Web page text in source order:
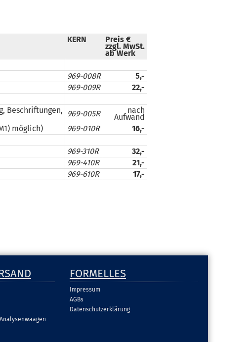
KERN Preis €
zzgl. MwSt.
ab Werk
969-008R
5,-
969-009R
22,-
Beschriftungen, 969-005R nach
Aufwand
möglich)
969-010R
16,-
969-310R
32,-
969-410R
21,-
969-610R 17,-
Analysenwaagen
FORMELLES
Impressum
AGBs
Datenschutzerklärung